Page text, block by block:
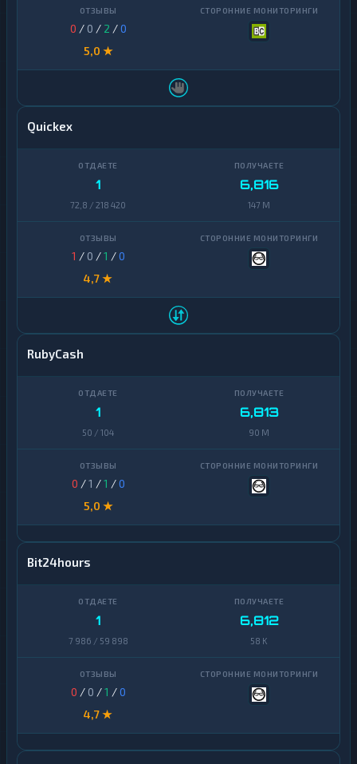
0 / 0 / 2 /0
5,0 ★
Quickex
1
72,8 / 218 420
6,816
147 M
1 / 0 /1 /0
4,7 ★
RubyCash
1
50 / 104
6,813
90 M
0 /1 /1 /0
5,0 ★
Bit24hours
1
7 986 / 59 898
6,812
58 K
0 / 0 /1 /0
4,7 ★